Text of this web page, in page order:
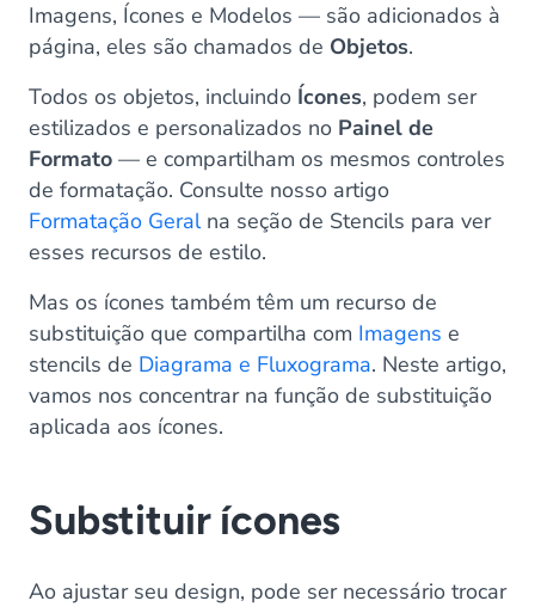
Imagens, Ícones e Modelos — são adicionados à
página, eles são chamados de Objetos.
Todos os objetos, incluindo Ícones, podem ser
estilizados e personalizados no Painel de
Formato — e compartilham os mesmos controles
de formatação. Consulte nosso artigo
Formatação Geralna seção de Stencils para ver
esses recursos de estilo.
Mas os ícones também têm um recurso de
substituição que compartilha com Imagens e
stencils de Diagrama e Fluxograma. Neste artigo,
vamos nos concentrar na função de substituição
aplicada aos ícones.
Substituir ícones
Ao ajustar seu design, pode ser necessário trocar